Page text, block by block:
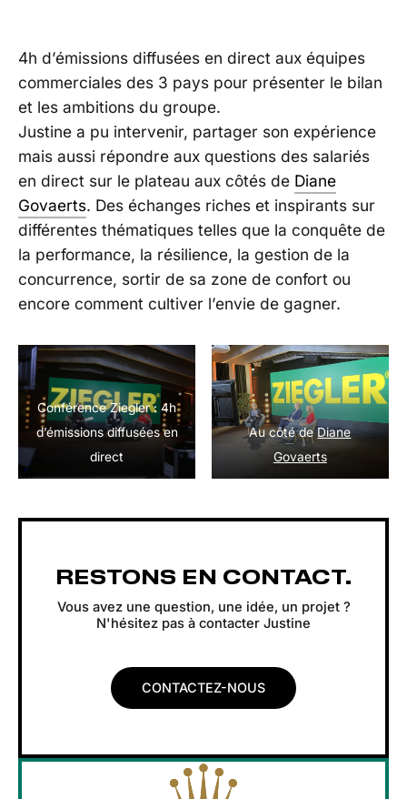
4h d’émissions diffusées en direct aux équipes
commerciales des 3 pays pour présenter le bilan
et les ambitions du groupe.
Justine a pu intervenir, partager son expérience
mais aussi répondre aux questions des salariés
en direct sur le plateau aux côtés de Diane
Govaerts. Des échanges riches et inspirants sur
différentes thématiques telles que la conquête de
la performance, la résilience, la gestion de la
concurrence, sortir de sa zone de confort ou
encore comment cultiver l’envie de gagner.
Conférence Ziegler : 4h
d’émissions diffusées en
direct
Au côté deDiane
Govaerts
RESTONS EN CONTACT.
Vous avez une question, une idée, un projet ?
N'hésitez pas à contacter Justine
CONTACTEZ-NOUS